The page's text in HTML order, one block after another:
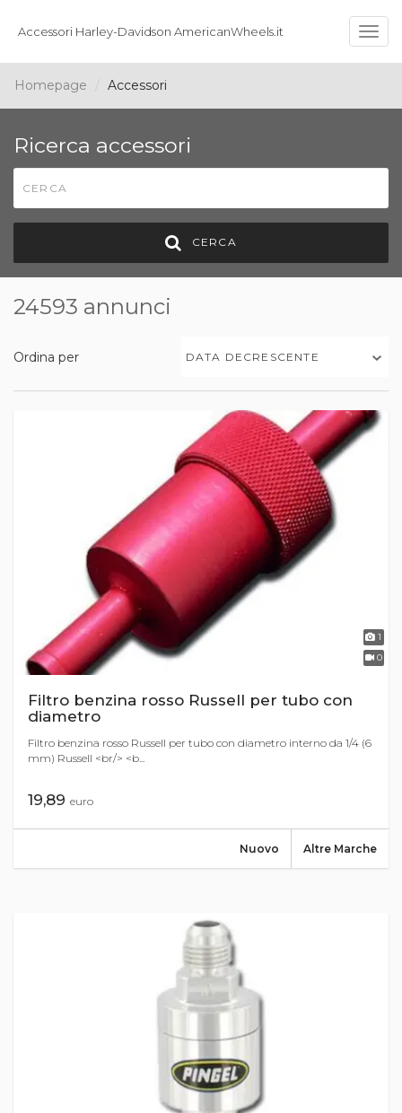
Accessori Harley-Davidson AmericanWheels.it
Homepage Accessori
Ricerca accessori
CERCA
24593 annunci
Ordina per DATA DECRESCENTE
1
0
Filtro benzina rosso Russell per tubo con
diametro
Filtro benzina rosso Russell per tubo con diametro interno da 1/4 (6
mm) Russell <br/> <b...
19,89 euro
Altre Marche
Nuovo